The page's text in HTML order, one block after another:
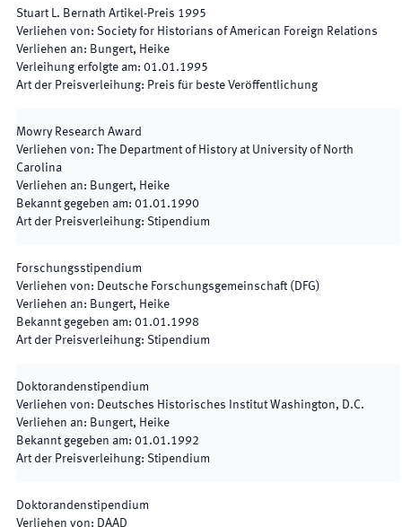
Stuart L. Bernath Artikel-Preis 1995
Verliehen von: Society for Historians of American Foreign Relations
Verliehen an: Bungert, Heike
Verleihung erfolgte am: 01.01.1995
Art der Preisverleihung: Preis für beste Veröffentlichung
Mowry Research Award
Verliehen von:
The Department of History at University of North
Carolina
Verliehen an: Bungert, Heike
Bekannt gegeben am: 01.01.1990
Art der Preisverleihung: Stipendium
Forschungsstipendium
Verliehen von: Deutsche Forschungsgemeinschaft (DFG)
Verliehen an: Bungert, Heike
Bekannt gegeben am: 01.01.1998
Art der Preisverleihung: Stipendium
Doktorandenstipendium
Verliehen von: Deutsches Historisches Institut Washington, D.C.
Verliehen an: Bungert, Heike
Bekannt gegeben am: 01.01.1992
Art der Preisverleihung: Stipendium
Doktorandenstipendium
Verliehen von: DAAD